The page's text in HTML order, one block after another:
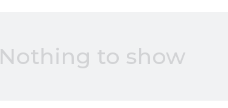
Nothing to show